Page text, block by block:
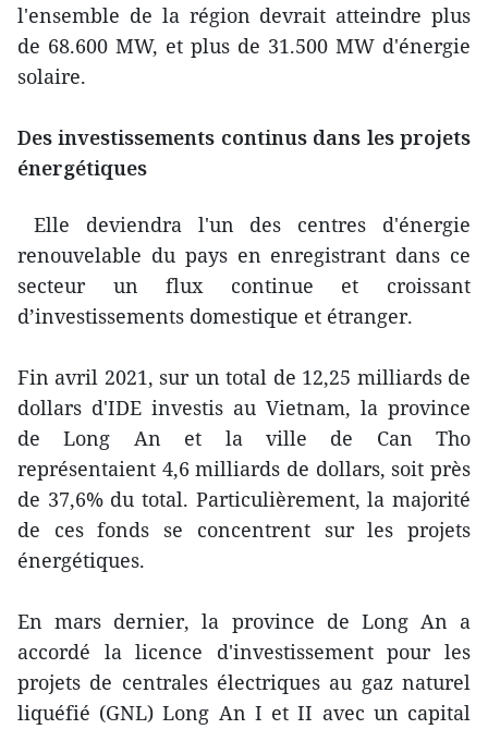
l'ensemble de la région devrait atteindre plus
de 68.600 MW, et plus de 31.500 MW d'énergie
solaire.
Des investissements continus dans les projets
énergétiques
Elle deviendra l'un des centres d'énergie
renouvelable du pays en enregistrant dans ce
secteur un flux continue et croissant
d’investissements domestique et étranger.
Fin avril 2021, sur un total de 12,25 milliards de
dollars d'IDE investis au Vietnam, la province
de Long An et la ville de Can Tho
représentaient 4,6 milliards de dollars, soit près
de 37,6% du total. Particulièrement, la majorité
de ces fonds se concentrent sur les projets
énergétiques.
En mars dernier, la province de Long An a
accordé la licence d'investissement pour les
projets de centrales électriques au gaz naturel
liquéfié (GNL) Long An I et II avec un capital